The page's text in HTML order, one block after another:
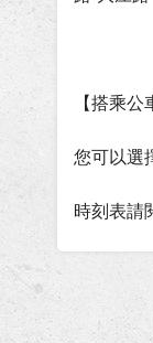
【搭乘公
您可以選
時刻表請